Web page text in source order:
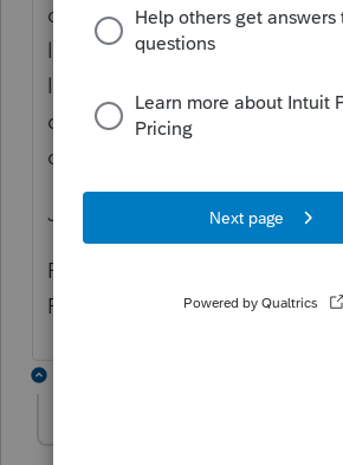
document, mais au lieu de
l'imprimante normale, je
l'imprimante Microsoft print
document se télécharge dans
désiré. en PDF
Je fais le même processus
Par la suite, j'envoie les 2
PDF à mon client afin qu'il